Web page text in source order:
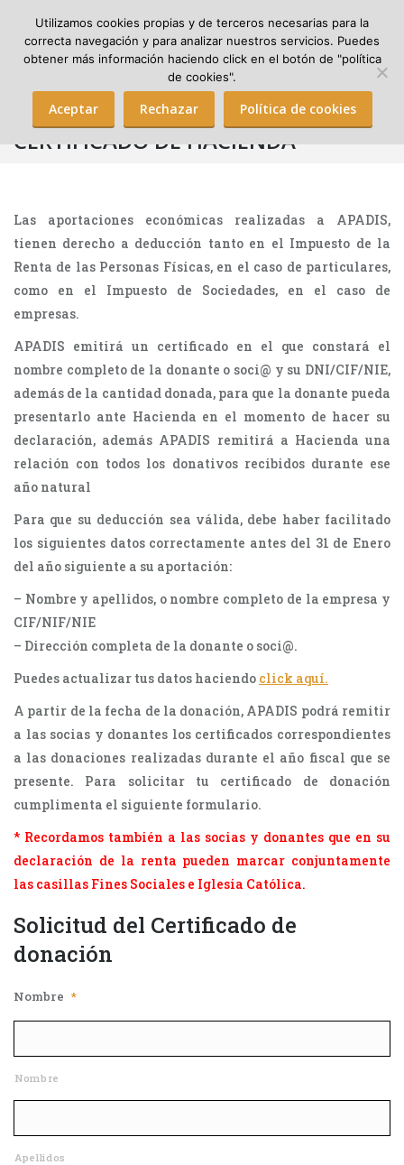
Search:
CERTIFICADO DE HACIENDA
Las aportaciones económicas realizadas a APADIS,
tienen derecho a deducción tanto en el Impuesto de la
Renta de las Personas Físicas, en el caso de particulares,
como en el Impuesto de Sociedades, en el caso de
empresas.
APADIS emitirá un certificado en el que constará el
nombre completo de la donante o soci@ y su DNI/CIF/NIE,
además de la cantidad donada, para que la donante pueda
presentarlo ante Hacienda en el momento de hacer su
declaración, además APADIS remitirá a Hacienda una
relación con todos los donativos recibidos durante ese
año natural
Para que su deducción sea válida, debe haber facilitado
los siguientes datos correctamente antes del 31 de Enero
del año siguiente a su aportación:
– Nombre y apellidos, o nombre completo de la empresa y
CIF/NIF/NIE
– Dirección completa de la donante o soci@.
Puedes actualizar tus datos haciendo click aquí.
A partir de la fecha de la donación, APADIS podrá remitir
a las socias y donantes los certificados correspondientes
a las donaciones realizadas durante el año fiscal que se
presente. Para solicitar tu certificado de donación
cumplimenta el siguiente formulario.
* Recordamos también a las socias y donantes que en su
declaración de la renta pueden marcar conjuntamente
las casillas Fines Sociales e Iglesia Católica.
Solicitud del Certificado de
donación
Nombre *
Nombre
Apellidos
Utilizamos cookies propias y de terceros necesarias para la
correcta navegación y para analizar nuestros servicios. Puedes
obtener más información haciendo click en el botón de "política
de cookies".
Aceptar Rechazar Política de cookies